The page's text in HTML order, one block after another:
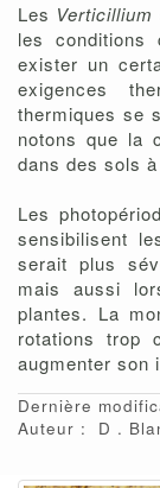
Les Verticillium
les conditions
exister un
exigences
thermiques se
notons que la
dans des sols
Les
sensibilisent
serait plus
mais aussi
plantes. La
rotations trop
augmenter son
Dernière
Auteur :
D